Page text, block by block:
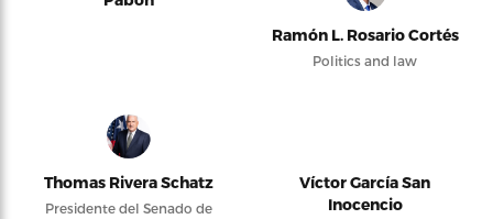
Ramón L. Rosario Cortés
Politics and law
Thomas Rivera Schatz
Presidente del Senado de
Víctor García San
Inocencio